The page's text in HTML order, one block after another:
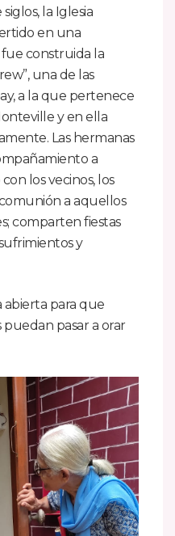
la Iglesia
en una
fue construida la
una de las
a la que pertenece
y en ella
Las hermanas
a
los vecinos, los
a aquellos
comparten fiestas
y
abierta para que
pasar a orar